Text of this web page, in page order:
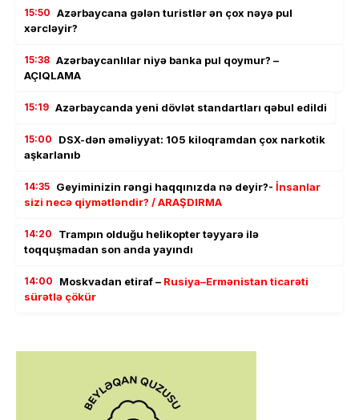
15:50 Azərbaycana gələn turistlər ən çox nəyə pul
xərcləyir?
15:38 Azərbaycanlılar niyə banka pul qoymur? –
AÇIQLAMA
15:19 Azərbaycanda yeni dövlət standartları qəbul edildi
15:00
DSX-dən əməliyyat: 105 kiloqramdan çox narkotik
aşkarlanıb
14:35 Geyiminizin rəngi haqqınızda nə deyir?- İnsanlar
sizi necə qiymətləndir? / ARAŞDIRMA
14:20
Trampın olduğu helikopter təyyarə ilə
toqquşmadan son anda yayındı
14:00 Moskvadan etiraf – Rusiya–Ermənistan ticarəti
sürətlə çökür